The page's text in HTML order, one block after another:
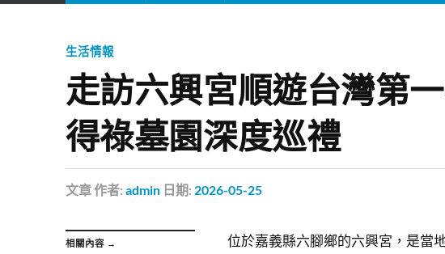
生活情報
走訪六興宮順遊台灣第
得祿墓園深度巡禮
文章作者: admin 日期: 2026-05-25
相關內容 →
位於嘉義縣六腳鄉的六興宮，是當